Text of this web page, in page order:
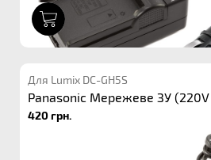
Для Lumix DC-GH5S
Panasonic Мережеве ЗУ (220V
420 грн.